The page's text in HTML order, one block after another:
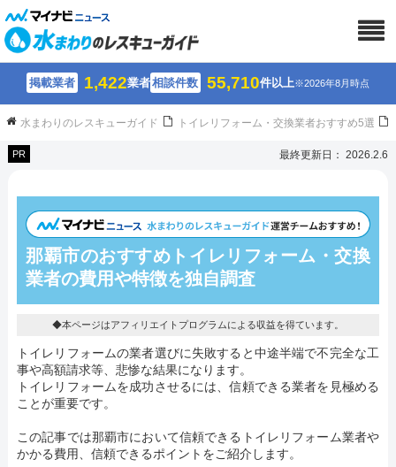
掲載業者 1,422業者相談件数 55,710件以上※2026年8月時点
水まわりのレスキューガイド トイレリフォーム・交換業者おすすめ5選
PR 最終更新日： 2026.2.6
那覇市のおすすめトイレリフォーム・交換
業者の費用や特徴を独自調査
◆本ページはアフィリエイトプログラムによる収益を得ています。
トイレリフォームの業者選びに失敗すると中途半端で不完全な工
事や高額請求等、悲惨な結果になります。
トイレリフォームを成功させるには、信頼できる業者を見極める
ことが重要です。
この記事では那覇市において信頼できるトイレリフォーム業者や
かかる費用、信頼できるポイントをご紹介します。